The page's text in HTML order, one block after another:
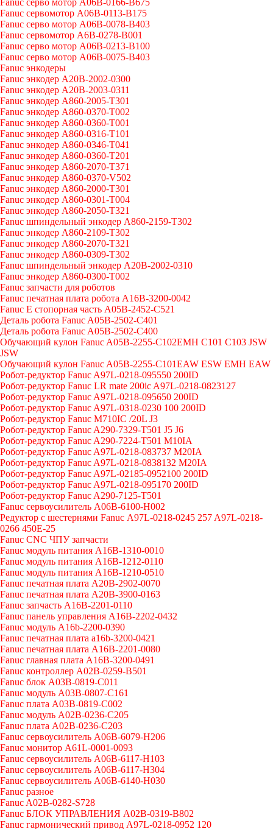
Fanuc серво мотор A06B-0166-B675
Fanuc сервомотор A06B-0113-B175
Fanuc серво мотор A06B-0078-B403
Fanuc сервомотор A6B-0278-B001
Fanuc серво мотор A06B-0213-B100
Fanuc серво мотор A06B-0075-B403
Fanuc энкодеры
Fanuc энкодер A20B-2002-0300
Fanuc энкодер A20B-2003-0311
Fanuc энкодер A860-2005-T301
Fanuc энкодер A860-0370-T002
Fanuc энкодер A860-0360-T001
Fanuc энкодер A860-0316-T101
Fanuc энкодер A860-0346-T041
Fanuc энкодер A860-0360-T201
Fanuc энкодер A860-2070-T371
Fanuc энкодер A860-0370-V502
Fanuc энкодер A860-2000-T301
Fanuc энкодер A860-0301-T004
Fanuc энкодер A860-2050-T321
Fanuc шпиндельный энкодер A860-2159-T302
Fanuc энкодер A860-2109-T302
Fanuc энкодер A860-2070-T321
Fanuc энкодер A860-0309-T302
Fanuc шпиндельный энкодер A20B-2002-0310
Fanuc энкодер A860-0300-T002
Fanuc запчасти для роботов
Fanuc печатная плата робота A16B-3200-0042
Fanuc E стопорная часть A05B-2452-C521
Деталь робота Fanuc A05B-2502-C401
Деталь робота Fanuc A05B-2502-C400
Обучающий кулон Fanuc A05B-2255-C102EMH C101 C103 JSW
JSW
Обучающий кулон Fanuc A05B-2255-C101EAW ESW EMH EAW
Робот-редуктор Fanuc A97L-0218-095550 200ID
Робот-редуктор Fanuc LR mate 200ic A97L-0218-0823127
Робот-редуктор Fanuc A97L-0218-095650 200ID
Робот-редуктор Fanuc A97L-0318-0230 100 200ID
Робот-редуктор Fanuc M710IC /20L J3
Робот-редуктор Fanuc A290-7329-T501 J5 J6
Робот-редуктор Fanuc A290-7224-T501 M10IA
Робот-редуктор Fanuc A97L-0218-083737 M20IA
Робот-редуктор Fanuc A97L-0218-0838132 M20IA
Робот-редуктор Fanuc A97L-02185-0952100 200ID
Робот-редуктор Fanuc A97L-0218-095170 200ID
Робот-редуктор Fanuc A290-7125-T501
Fanuc сервоусилитель A06B-6100-H002
Редуктор с шестернями Fanuc А97L-0218-0245 257 A97L-0218-
0266 450E-25
Fanuc CNC ЧПУ запчасти
Fanuc модуль питания A16B-1310-0010
Fanuc модуль питания A16B-1212-0110
Fanuc модуль питания A16B-1210-0510
Fanuc печатная плата A20B-2902-0070
Fanuc печатная плата A20B-3900-0163
Fanuc запчасть A16B-2201-0110
Fanuc панель управления A16B-2202-0432
Fanuc модуль A16b-2200-0390
Fanuc печатная плата a16b-3200-0421
Fanuc печатная плата A16B-2201-0080
Fanuc главная плата A16B-3200-0491
Fanuc контроллер A02B-0259-B501
Fanuc блок A03B-0819-C011
Fanuc модуль A03B-0807-C161
Fanuc плата A03B-0819-C002
Fanuc модуль A02B-0236-C205
Fanuc плата A02B-0236-C203
Fanuc сервоусилитель A06B-6079-H206
Fanuc монитор A61L-0001-0093
Fanuc сервоусилитель A06B-6117-H103
Fanuc сервоусилитель A06B-6117-H304
Fanuc сервоусилитель A06B-6140-H030
Fanuc разное
Fanuc A02B-0282-S728
Fanuc БЛОК УПРАВЛЕНИЯ A02B-0319-B802
Fanuc гармонический привод A97L-0218-0952 120